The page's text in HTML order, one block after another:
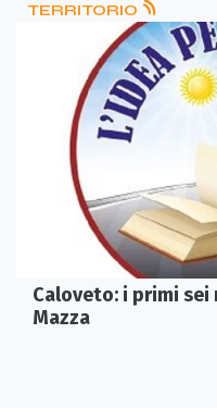
TERRITORIO
Caloveto: i primi
Mazza